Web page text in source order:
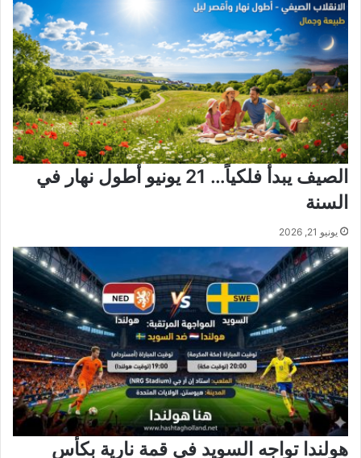
الصيف يبدأ فلكياً… 21 يونيو أطول نهار في
السنة
يونيو 21, 2026
هولندا تواجه السويد في قمة نارية بكأس